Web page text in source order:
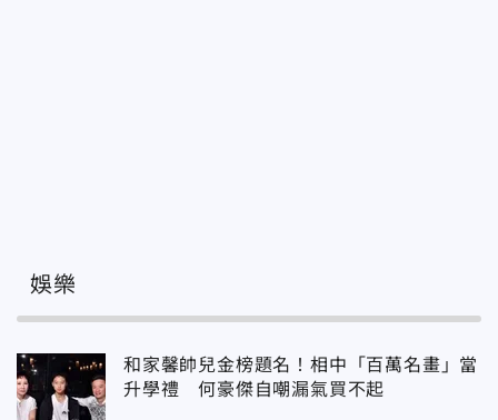
娛樂
和家馨帥兒金榜題名！相中「百萬名畫」當
升學禮 何豪傑自嘲漏氣買不起